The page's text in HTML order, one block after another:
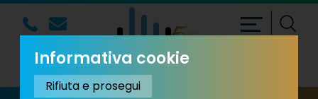
Informativa cookie
Rifiuta e prosegui